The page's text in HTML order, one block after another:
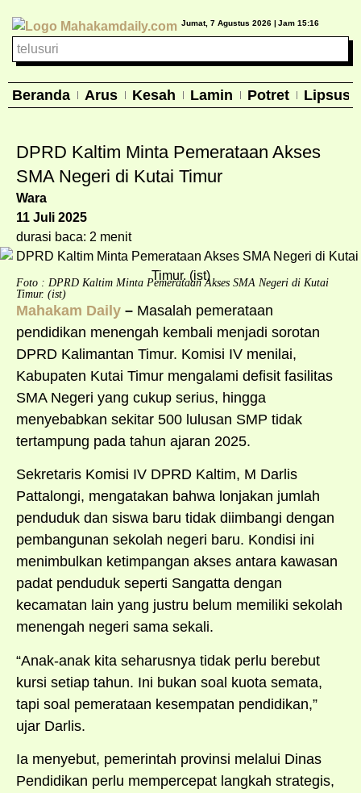
Jumat, 7 Agustus 2026 | Jam 15:16
Beranda Arus Kesah Lamin Potret Lipsus
DPRD Kaltim Minta Pemerataan Akses
SMA Negeri di Kutai Timur
Wara
11 Juli 2025
durasi baca: 2 menit
Foto : DPRD Kaltim Minta Pemerataan Akses SMA Negeri di Kutai
Timur. (ist)
Mahakam Daily – Masalah pemerataan
pendidikan menengah kembali menjadi sorotan
DPRD Kalimantan Timur. Komisi IV menilai,
Kabupaten Kutai Timur mengalami defisit fasilitas
SMA Negeri yang cukup serius, hingga
menyebabkan sekitar 500 lulusan SMP tidak
tertampung pada tahun ajaran 2025.
Sekretaris Komisi IV DPRD Kaltim, M Darlis
Pattalongi, mengatakan bahwa lonjakan jumlah
penduduk dan siswa baru tidak diimbangi dengan
pembangunan sekolah negeri baru. Kondisi ini
menimbulkan ketimpangan akses antara kawasan
padat penduduk seperti Sangatta dengan
kecamatan lain yang justru belum memiliki sekolah
menengah negeri sama sekali.
“Anak-anak kita seharusnya tidak perlu berebut
kursi setiap tahun. Ini bukan soal kuota semata,
tapi soal pemerataan kesempatan pendidikan,”
ujar Darlis.
Ia menyebut, pemerintah provinsi melalui Dinas
Pendidikan perlu mempercepat langkah strategis,